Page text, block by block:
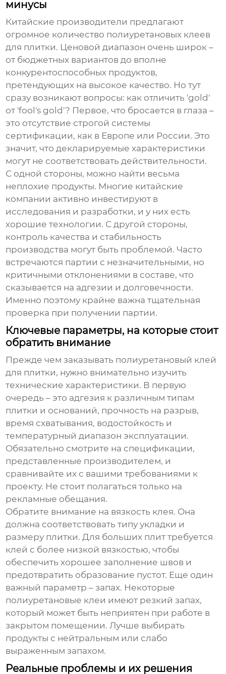
минусы
Китайские производители предлагают
огромное количество полиуретановых клеев
для плитки. Ценовой диапазон очень широк –
от бюджетных вариантов до вполне
конкурентоспособных продуктов,
претендующих на высокое качество. Но тут
сразу возникают вопросы: как отличить 'gold'
от 'fool's gold'? Первое, что бросается в глаза –
это отсутствие строгой системы
сертификации, как в Европе или России. Это
значит, что декларируемые характеристики
могут не соответствовать действительности.
С одной стороны, можно найти весьма
неплохие продукты. Многие китайские
компании активно инвестируют в
исследования и разработки, и у них есть
хорошие технологии. С другой стороны,
контроль качества и стабильность
производства могут быть проблемой. Часто
встречаются партии с незначительными, но
критичными отклонениями в составе, что
сказывается на адгезии и долговечности.
Именно поэтому крайне важна тщательная
проверка при получении партии.
Ключевые параметры, на которые стоит
обратить внимание
Прежде чем заказывать полиуретановый клей
для плитки, нужно внимательно изучить
технические характеристики. В первую
очередь – это адгезия к различным типам
плитки и оснований, прочность на разрыв,
время схватывания, водостойкость и
температурный диапазон эксплуатации.
Обязательно смотрите на спецификации,
представленные производителем, и
сравнивайте их с вашими требованиями к
проекту. Не стоит полагаться только на
рекламные обещания.
Обратите внимание на вязкость клея. Она
должна соответствовать типу укладки и
размеру плитки. Для больших плит требуется
клей с более низкой вязкостью, чтобы
обеспечить хорошее заполнение швов и
предотвратить образование пустот. Еще один
важный параметр – запах. Некоторые
полиуретановые клеи имеют резкий запах,
который может быть неприятен при работе в
закрытом помещении. Лучше выбирать
продукты с нейтральным или слабо
выраженным запахом.
Реальные проблемы и их решения